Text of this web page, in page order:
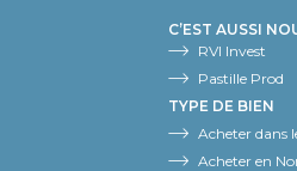
C’EST AUSSI
RVI Invest
Pastille Prod
TYPE DE BIEN
Acheter dans
Acheter en